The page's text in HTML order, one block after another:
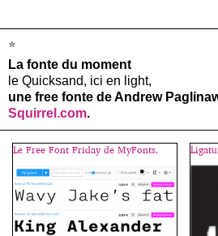
*
La fonte du moment
le Quicksand, ici en light,
une free fonte de Andrew
Squirrel.com.
Le Free Font Friday de MyFonts.